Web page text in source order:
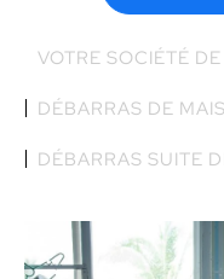
VOTRE SOCIÉTÉ
DÉBARRAS DE
DÉBARRAS SUITE